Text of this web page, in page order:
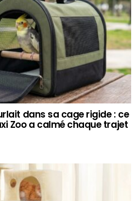
dans sa cage rigide : ce
Zoo a calmé chaque trajet